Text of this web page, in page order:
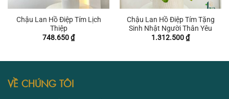
Chậu Lan Hồ Điệp Tím Lịch
Thiệp
748.650₫
Chậu Lan Hồ Điệp Tím Tặng
Sinh Nhật Người Thân Yêu
1.312.500₫
VỀ CHÚNG TÔI